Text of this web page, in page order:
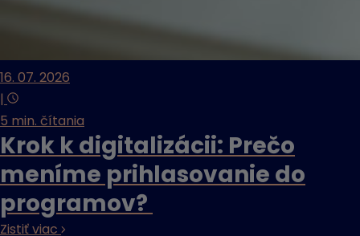
16. 07. 2026
|
5 min. čítania
Krok k digitalizácii: Prečo
meníme prihlasovanie do
programov?
Zistiť viac